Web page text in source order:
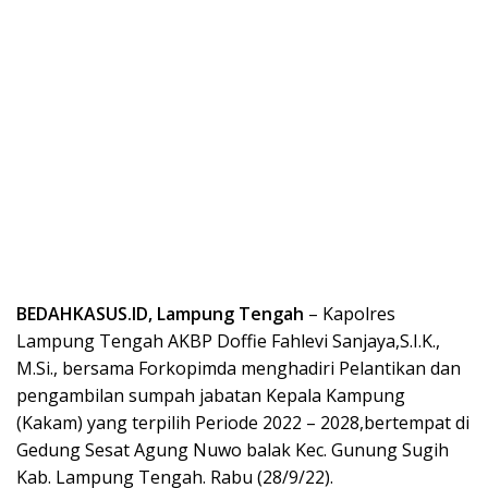
BEDAHKASUS.ID, Lampung Tengah – Kapolres
Lampung Tengah AKBP Doffie Fahlevi Sanjaya,S.I.K.,
M.Si., bersama Forkopimda menghadiri Pelantikan dan
pengambilan sumpah jabatan Kepala Kampung
(Kakam) yang terpilih Periode 2022 – 2028,bertempat di
Gedung Sesat Agung Nuwo balak Kec. Gunung Sugih
Kab. Lampung Tengah. Rabu (28/9/22).